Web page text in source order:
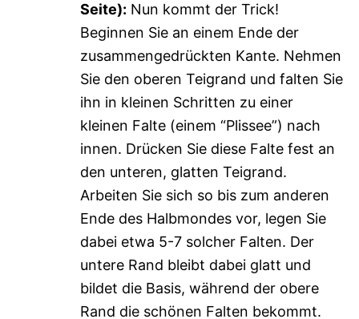
Seite): Nun kommt der Trick!
Beginnen Sie an einem Ende der
zusammengedrückten Kante. Nehmen
Sie den oberen Teigrand und falten Sie
ihn in kleinen Schritten zu einer
kleinen Falte (einem “Plissee”) nach
innen. Drücken Sie diese Falte fest an
den unteren, glatten Teigrand.
Arbeiten Sie sich so bis zum anderen
Ende des Halbmondes vor, legen Sie
dabei etwa 5-7 solcher Falten. Der
untere Rand bleibt dabei glatt und
bildet die Basis, während der obere
Rand die schönen Falten bekommt.